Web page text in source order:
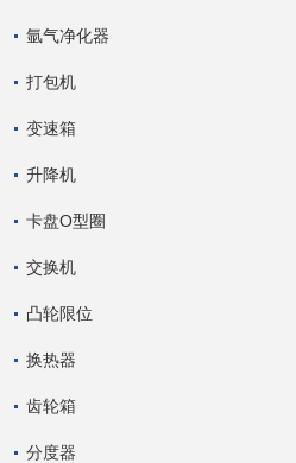
氩气净化器
打包机
变速箱
升降机
卡盘O型圈
交换机
凸轮限位
换热器
齿轮箱
分度器